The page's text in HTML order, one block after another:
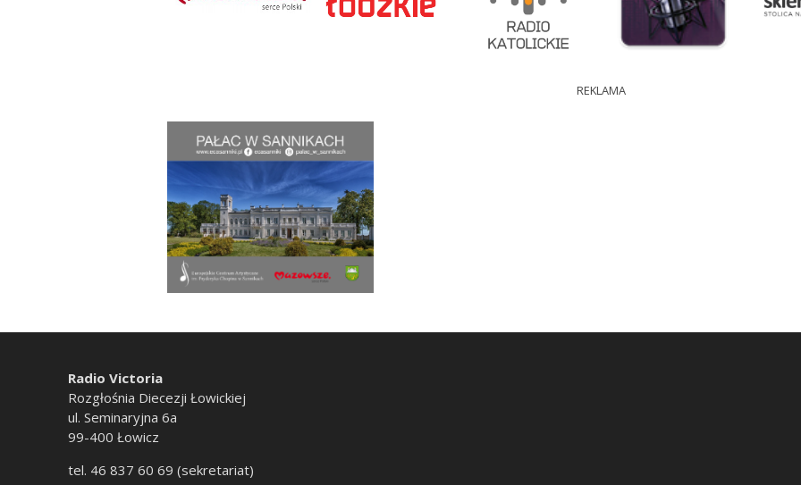
REKLAMA
Radio Victoria
Rozgłośnia Diecezji Łowickiej
ul. Seminaryjna 6a
99-400 Łowicz
tel. 46 837 60 69 (sekretariat)